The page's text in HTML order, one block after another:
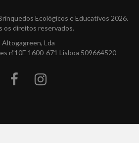
Ecológicos e Educativos 2026.
os direitos reservados.
Altogagreen, Lda
nº10E 1600-671 Lisboa 509664520